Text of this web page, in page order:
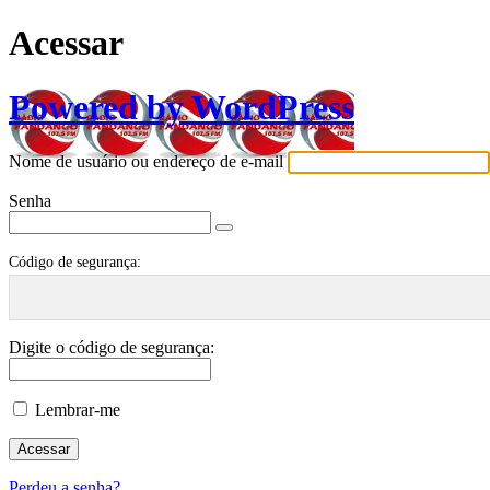
Acessar
Powered by WordPress
Nome de usuário ou endereço de e-mail
Senha
Código de segurança:
Digite o código de segurança:
Lembrar-me